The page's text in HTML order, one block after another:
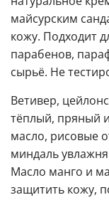
майсурским
кожу. Подходит
парабенов,
сырьё. Не
Ветивер,
тёплый, пряный
масло, рисовые
миндаль
Масло манго и
защитить кожу,